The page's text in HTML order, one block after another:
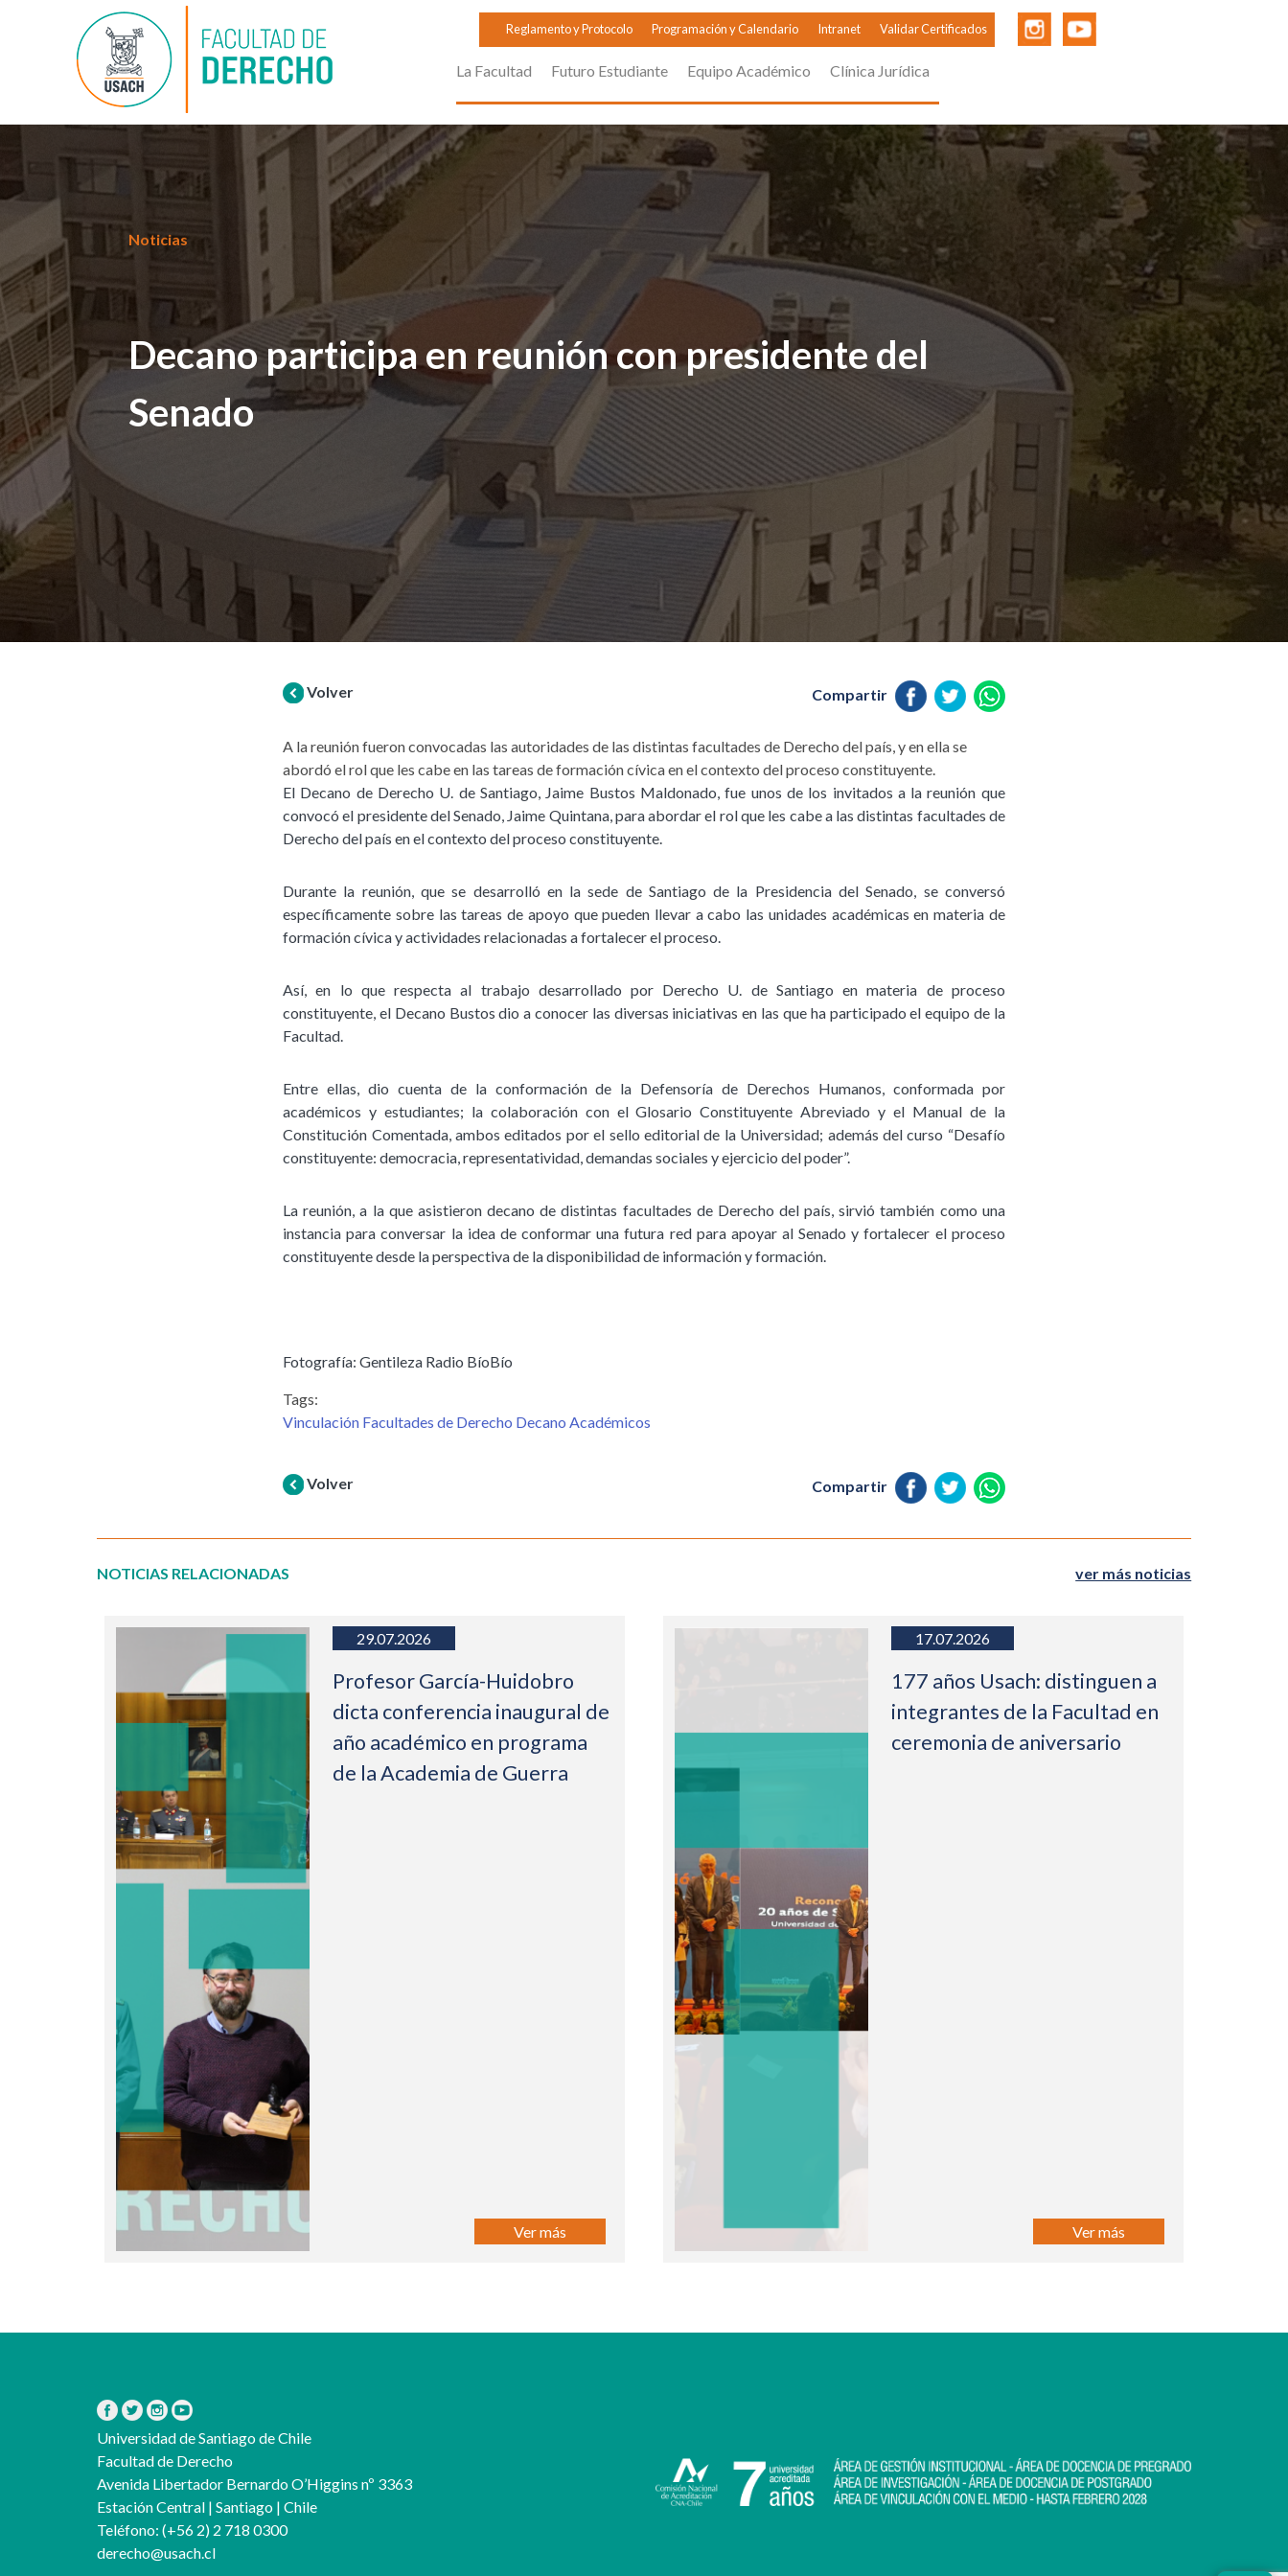
Reglamento y Protocolo Programación y Calendario Intranet Validar Certificados
La Facultad Futuro Estudiante Equipo Académico Clínica Jurídica
Noticias
Decano participa en reunión con presidente del
Senado
Volver Compartir
A la reunión fueron convocadas las autoridades de las distintas facultades de Derecho del país, y en ella se
abordó el rol que les cabe en las tareas de formación cívica en el contexto del proceso constituyente.
El Decano de Derecho U. de Santiago, Jaime Bustos Maldonado, fue unos de los invitados a la reunión que
convocó el presidente del Senado, Jaime Quintana, para abordar el rol que les cabe a las distintas facultades de
Derecho del país en el contexto del proceso constituyente.
Durante la reunión, que se desarrolló en la sede de Santiago de la Presidencia del Senado, se conversó
específicamente sobre las tareas de apoyo que pueden llevar a cabo las unidades académicas en materia de
formación cívica y actividades relacionadas a fortalecer el proceso.
Así, en lo que respecta al trabajo desarrollado por Derecho U. de Santiago en materia de proceso
constituyente, el Decano Bustos dio a conocer las diversas iniciativas en las que ha participado el equipo de la
Facultad.
Entre ellas, dio cuenta de la conformación de la Defensoría de Derechos Humanos, conformada por
académicos y estudiantes; la colaboración con el Glosario Constituyente Abreviado y el Manual de la
Constitución Comentada, ambos editados por el sello editorial de la Universidad; además del curso “Desafío
constituyente: democracia, representatividad, demandas sociales y ejercicio del poder”.
La reunión, a la que asistieron decano de distintas facultades de Derecho del país, sirvió también como una
instancia para conversar la idea de conformar una futura red para apoyar al Senado y fortalecer el proceso
constituyente desde la perspectiva de la disponibilidad de información y formación.
Fotografía: Gentileza Radio BíoBío
Tags:
Vinculación Facultades de Derecho Decano Académicos
Volver Compartir
NOTICIAS RELACIONADAS ver más noticias
29.07.2026
Profesor García-Huidobro
dicta conferencia inaugural de
año académico en programa
de la Academia de Guerra
Ver más
17.07.2026
177 años Usach: distinguen a
integrantes de la Facultad en
ceremonia de aniversario
Ver más
Universidad de Santiago de Chile
Facultad de Derecho
Avenida Libertador Bernardo O’Higgins nº 3363
Estación Central | Santiago | Chile
Teléfono: (+56 2) 2 718 0300
derecho@usach.cl